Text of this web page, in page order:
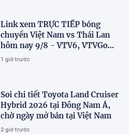
Link xem TRỰC TIẾP bóng
chuyền Việt Nam vs Thái Lan
hôm nay 9/8 - VTV6, VTVGo
trực tiếp SEA V.Cup 2026 mới
1 giờ trước
Soi chi tiết Toyota Land Cruiser
Hybrid 2026 tại Đông Nam Á,
chờ ngày mở bán tại Việt Nam
2 giờ trước